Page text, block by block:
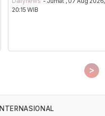
20:15 WIB
>
INTERNASIONAL